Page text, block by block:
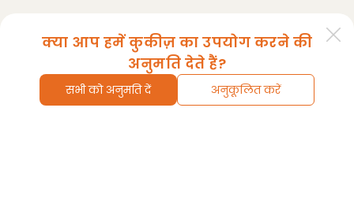
क्या आप हमें कुकीज़ का उपयोग करने की
अनुमति देते हैं?
सभी को अनुमति दें अनुकूलित करें